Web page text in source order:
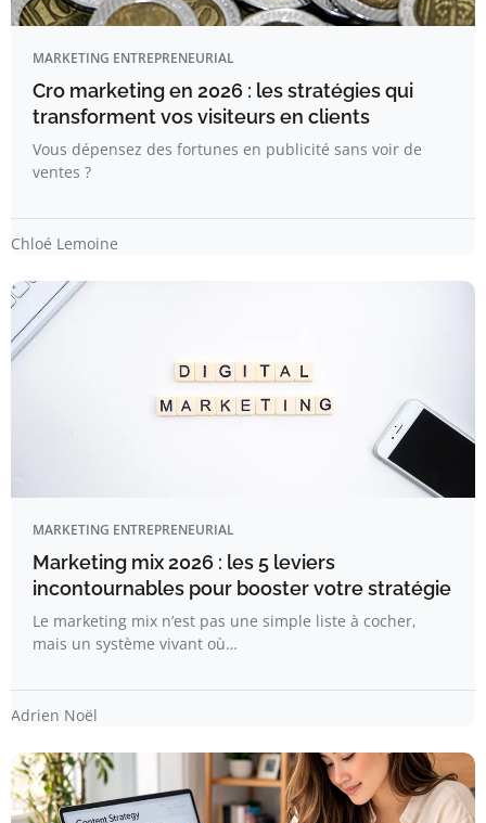
MARKETING ENTREPRENEURIAL
Cro marketing en 2026 : les stratégies qui
transforment vos visiteurs en clients
Vous dépensez des fortunes en publicité sans voir de
ventes ?
Chloé Lemoine
MARKETING ENTREPRENEURIAL
Marketing mix 2026 : les 5 leviers
incontournables pour booster votre stratégie
Le marketing mix n’est pas une simple liste à cocher,
mais un système vivant où…
Adrien Noël